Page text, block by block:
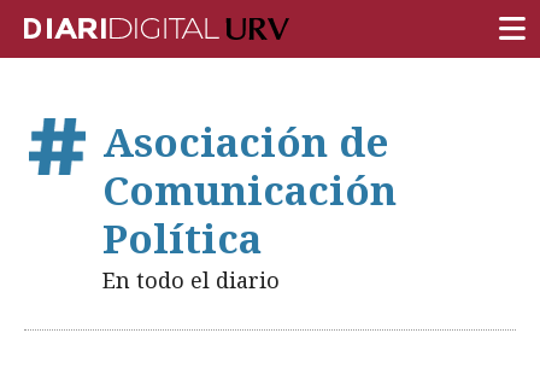
INVESTIGACIÓN
DOCENCIA
INSTITUCIÓN
Asociación de
Comunicación
Política
En todo el diario